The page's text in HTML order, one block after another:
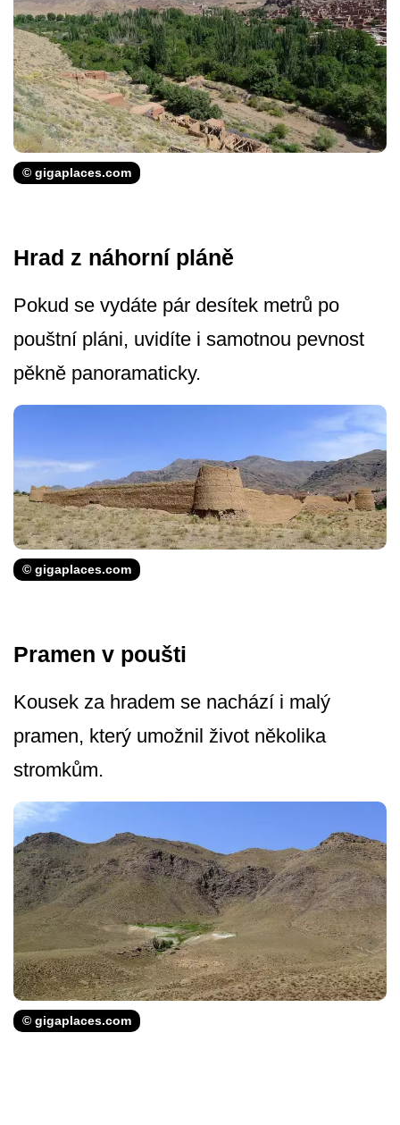
© gigaplaces.com
Hrad z náhorní pláně
Pokud se vydáte pár desítek metrů po
pouštní pláni, uvidíte i samotnou pevnost
pěkně panoramaticky.
© gigaplaces.com
Pramen v poušti
Kousek za hradem se nachází i malý
pramen, který umožnil život několika
stromkům.
© gigaplaces.com